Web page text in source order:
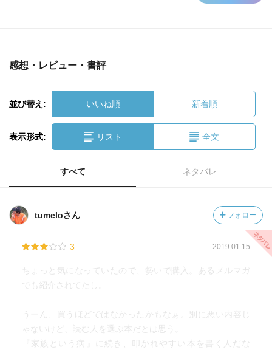
感想・レビュー・書評
並び替え: いいね順 新着順
表示形式: リスト 全文
すべて ネタバレ
tumeloさん フォロー
3 2019.01.15
ちょっと気になっていたので、勢いで購入。あるメルマガ
でも紹介されてたし。
うーん、買うほどではなかったかもなぁ。別に悪い内容じ
ゃないけど、読む人を選ぶ本だとは思う。
『家族という病』に続き、叩かれやすい本を書く人だな